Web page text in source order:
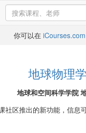
你可以在 iCourses.com
地球物理
地球和空间科学学院
社区推出的新功能，信息